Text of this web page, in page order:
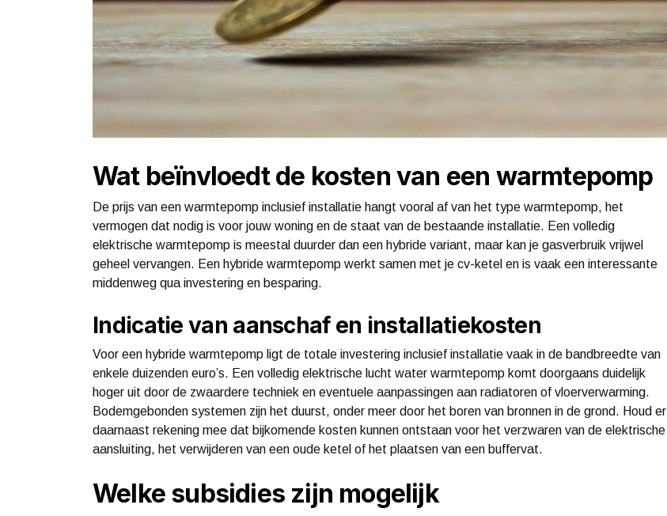
Wat beïnvloedt de kosten van een warmtepomp
De prijs van een warmtepomp inclusief installatie hangt vooral af van het type warmtepomp, het
vermogen dat nodig is voor jouw woning en de staat van de bestaande installatie. Een volledig
elektrische warmtepomp is meestal duurder dan een hybride variant, maar kan je gasverbruik vrijwel
geheel vervangen. Een hybride warmtepomp werkt samen met je cv-ketel en is vaak een interessante
middenweg qua investering en besparing.
Indicatie van aanschaf en installatiekosten
Voor een hybride warmtepomp ligt de totale investering inclusief installatie vaak in de bandbreedte van
enkele duizenden euro’s. Een volledig elektrische lucht water warmtepomp komt doorgaans duidelijk
hoger uit door de zwaardere techniek en eventuele aanpassingen aan radiatoren of vloerverwarming.
Bodemgebonden systemen zijn het duurst, onder meer door het boren van bronnen in de grond. Houd er
daarnaast rekening mee dat bijkomende kosten kunnen ontstaan voor het verzwaren van de elektrische
aansluiting, het verwijderen van een oude ketel of het plaatsen van een buffervat.
Welke subsidies zijn mogelijk